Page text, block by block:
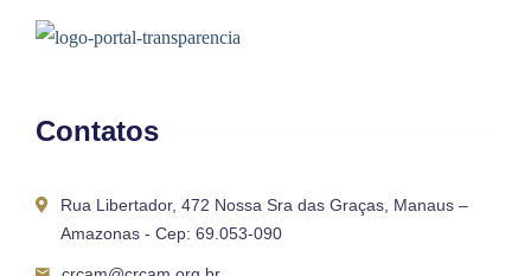
Contatos
Rua Libertador, 472 Nossa Sra das Graças, Manaus –
Amazonas - Cep: 69.053-090